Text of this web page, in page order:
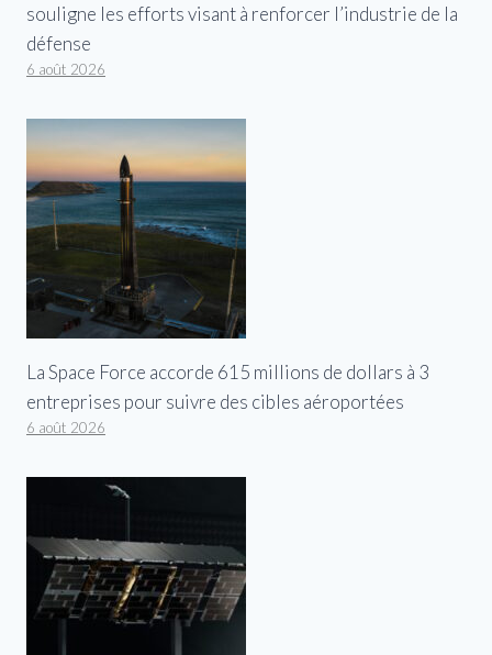
souligne les efforts visant à renforcer l’industrie de la
défense
6 août 2026
La Space Force accorde 615 millions de dollars à 3
entreprises pour suivre des cibles aéroportées
6 août 2026